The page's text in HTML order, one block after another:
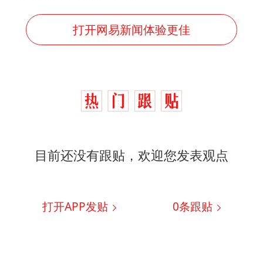
打开网易新闻体验更佳
目前还没有跟贴，欢迎您发表观点
打开APP发贴 0条跟贴